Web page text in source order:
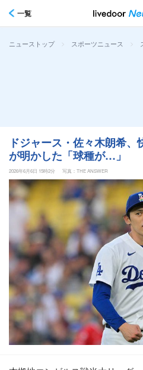
一覧
ニューストップ > スポーツニュース >
ドジャース・佐々木朗希
が明かした「球種が…」
2026年6月6日 15時2分 写真：THE ANSWER